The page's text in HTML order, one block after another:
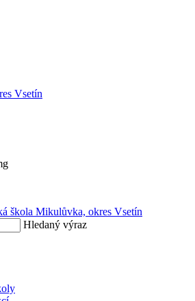
Vsetín
škola Mikulůvka, okres Vsetín
Hledaný výraz